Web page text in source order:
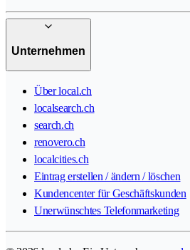
Unternehmen
Über local.ch
localsearch.ch
search.ch
renovero.ch
localcities.ch
Eintrag erstellen / ändern / löschen
Kundencenter für Geschäftskunden
Unerwünschtes Telefonmarketing